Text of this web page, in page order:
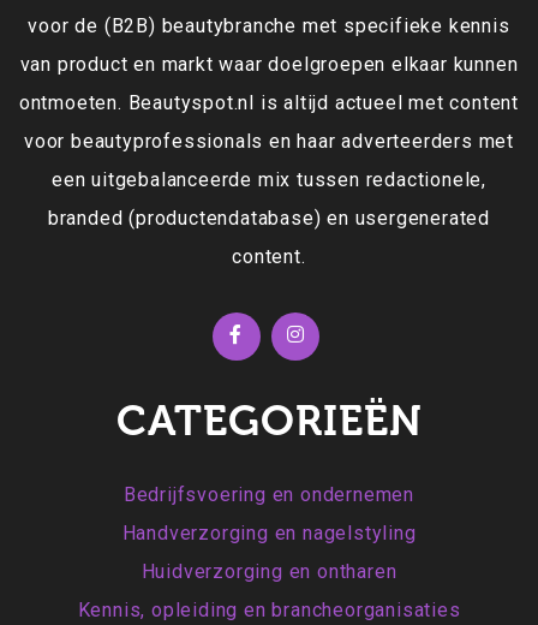
voor de (B2B) beautybranche met specifieke kennis
van product en markt waar doelgroepen elkaar kunnen
ontmoeten. Beautyspot.nl is altijd actueel met content
voor beautyprofessionals en haar adverteerders met
een uitgebalanceerde mix tussen redactionele,
branded (productendatabase) en usergenerated
content.
CATEGORIEËN
Bedrijfsvoering en ondernemen
Handverzorging en nagelstyling
Huidverzorging en ontharen
Kennis, opleiding en brancheorganisaties